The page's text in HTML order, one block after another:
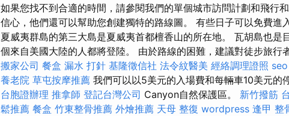
如果您找不到合適的時間，請參閱我們的單個城市訪問計劃和飛行
信心，他們還可以幫助您創建獨特的路線圖。 有些日子可以免費進
夏威夷群島的第三大島是夏威夷首都檀香山的所在地。 瓦胡島也是
個來自美國大陸的人都將登陸。 由於路線的困難，建議對徒步旅行
搬家公司 餐盒 漏水 打針 基隆徵信社 法令紋醫美 經絡調理證照
養老院 草屯按摩推薦 我們可以以5美元的入場費和每輛車10美元的
台胞證辦理 推拿師 登記台灣公司 Canyon自然保護區。 新竹撥筋
鬆推薦 餐盒 竹東整骨推薦 外燴推薦 天母 整復 wordpress 逢甲 整